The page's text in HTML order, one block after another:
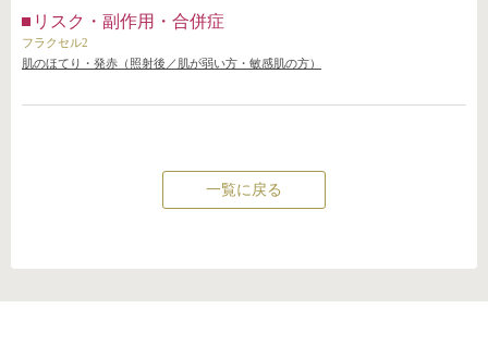
リスク・副作用・合併症
フラクセル2
肌のほてり・発赤（照射後／肌が弱い方・敏感肌の方）
一覧に戻る